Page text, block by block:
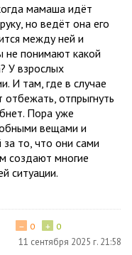
мамаша идёт
но ведёт она его
между ней и
не понимают какой
У взрослых
И там, где в случае
отпрыгнуть
Пора уже
вещами и
то, что они сами
создают многие
ситуации.
+ 0
− 0
11 сентября 2025 г. 21:58